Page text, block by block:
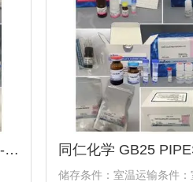
同仁化学 C445 Carboxy-EG6-undecanethiol试剂
储存条件：室温运输条件：